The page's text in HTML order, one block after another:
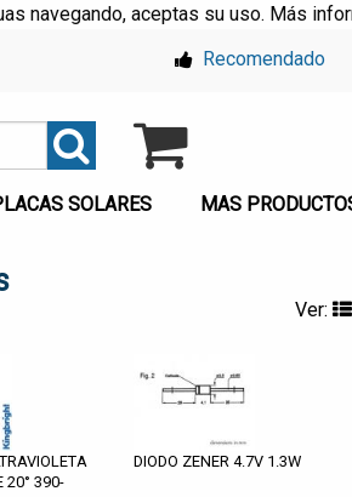
navegando, aceptas su uso. Más
Recomendado
SOLARES MAS
Ver:
20° 390-
DIODO ZENER 4.7V 1.3W